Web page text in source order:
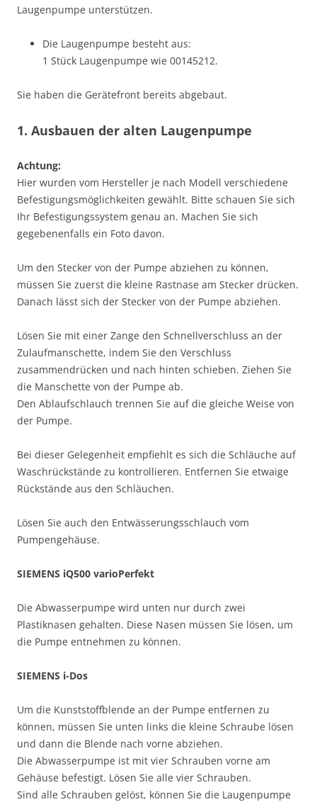
Laugenpumpe unterstützen.
Die Laugenpumpe besteht aus:
1 Stück Laugenpumpe wie 00145212.
Sie haben die Gerätefront bereits abgebaut.
1. Ausbauen der alten Laugenpumpe
Achtung:
Hier wurden vom Hersteller je nach Modell verschiedene
Befestigungsmöglichkeiten gewählt. Bitte schauen Sie sich
Ihr Befestigungssystem genau an. Machen Sie sich
gegebenenfalls ein Foto davon.
Um den Stecker von der Pumpe abziehen zu können,
müssen Sie zuerst die kleine Rastnase am Stecker drücken.
Danach lässt sich der Stecker von der Pumpe abziehen.
Lösen Sie mit einer Zange den Schnellverschluss an der
Zulaufmanschette, indem Sie den Verschluss
zusammendrücken und nach hinten schieben. Ziehen Sie
die Manschette von der Pumpe ab.
Den Ablaufschlauch trennen Sie auf die gleiche Weise von
der Pumpe.
Bei dieser Gelegenheit empfiehlt es sich die Schläuche auf
Waschrückstände zu kontrollieren. Entfernen Sie etwaige
Rückstände aus den Schläuchen.
Lösen Sie auch den Entwässerungsschlauch vom
Pumpengehäuse.
SIEMENS iQ500 varioPerfekt
Die Abwasserpumpe wird unten nur durch zwei
Plastiknasen gehalten. Diese Nasen müssen Sie lösen, um
die Pumpe entnehmen zu können.
SIEMENS i-Dos
Um die Kunststoffblende an der Pumpe entfernen zu
können, müssen Sie unten links die kleine Schraube lösen
und dann die Blende nach vorne abziehen.
Die Abwasserpumpe ist mit vier Schrauben vorne am
Gehäuse befestigt. Lösen Sie alle vier Schrauben.
Sind alle Schrauben gelöst, können Sie die Laugenpumpe